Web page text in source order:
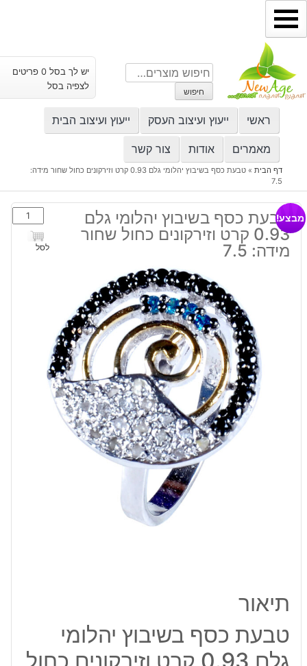
דילוג
לתוכן
חיפוש
עבור:
חיפוש
יש לך בסל 0 פריטים
לצפיה בסל
ראשי ייעוץ ועיצוב העסק ייעוץ ועיצוב הבית
מאמרים אודות צור קשר
דף הבית»
טבעת כסף בשיבוץ יהלומי גלם 0.93 קרט וזירקונים כחול שחור מידה:
7.5
טבעת כסף בשיבוץ יהלומי גלם
0.93 קרט וזירקונים כחול שחור
מידה: 7.5
כמות
של
טבעת
לסל
מבצע!
תיאור
טבעת כסף בשיבוץ יהלומי